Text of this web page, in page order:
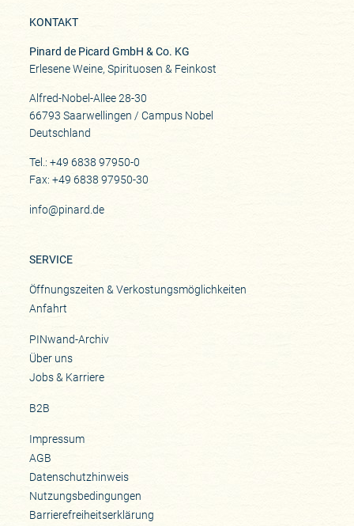
KONTAKT
Pinard de Picard GmbH & Co. KG
Erlesene Weine, Spirituosen & Feinkost
Alfred-Nobel-Allee 28-30
66793 Saarwellingen / Campus Nobel
Deutschland
Tel.: +49 6838 97950-0
Fax: +49 6838 97950-30
info@pinard.de
SERVICE
Öffnungszeiten & Verkostungsmöglichkeiten
Anfahrt
PINwand-Archiv
Über uns
Jobs & Karriere
B2B
Impressum
AGB
Datenschutzhinweis
Nutzungsbedingungen
Barrierefreiheitserklärung